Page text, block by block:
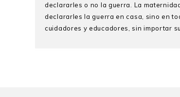
declararles o no la guerra. La
declararles la guerra en casa, sino en
cuidadores y educadores, sin importar